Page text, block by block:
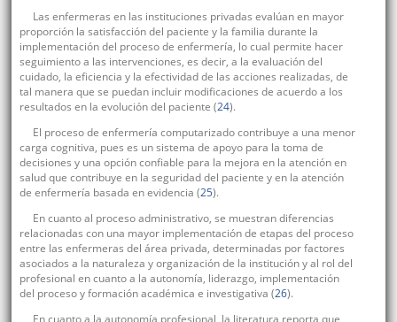
Las enfermeras en las instituciones privadas evalúan en mayor
proporción la satisfacción del paciente y la familia durante la
implementación del proceso de enfermería, lo cual permite hacer
seguimiento a las intervenciones, es decir, a la evaluación del
cuidado, la eficiencia y la efectividad de las acciones realizadas, de
tal manera que se puedan incluir modificaciones de acuerdo a los
resultados en la evolución del paciente (24).
El proceso de enfermería computarizado contribuye a una menor
carga cognitiva, pues es un sistema de apoyo para la toma de
decisiones y una opción confiable para la mejora en la atención en
salud que contribuye en la seguridad del paciente y en la atención
de enfermería basada en evidencia (25).
En cuanto al proceso administrativo, se muestran diferencias
relacionadas con una mayor implementación de etapas del proceso
entre las enfermeras del área privada, determinadas por factores
asociados a la naturaleza y organización de la institución y al rol del
profesional en cuanto a la autonomía, liderazgo, implementación
del proceso y formación académica e investigativa (26).